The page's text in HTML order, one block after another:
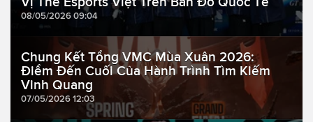
08/05/2026 09:04
Chung Kết Tổng VMC Mùa Xuân 2026:
Điểm Đến Cuối Của Hành Trình Tìm Kiếm
Vinh Quang
07/05/2026 12:03